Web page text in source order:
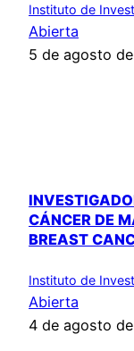
Instituto de
Abierta
5 de agosto
CÁNCER DE
BREAST
Instituto de
Abierta
4 de agosto